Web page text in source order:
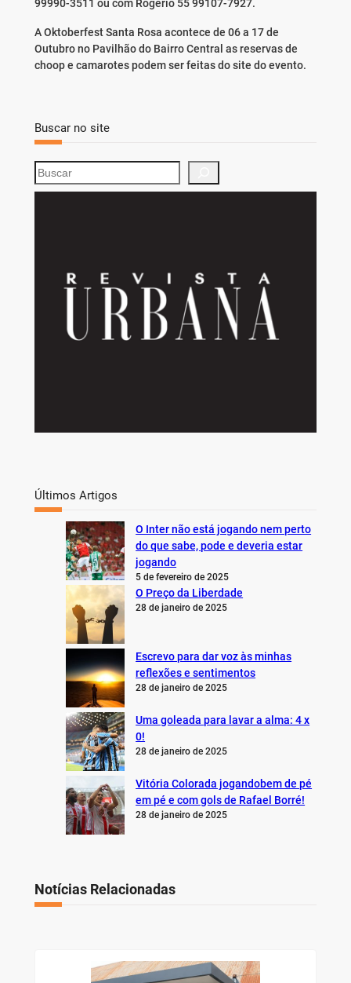
99990-3511 ou com Rogério 55 99107-7927.
A Oktoberfest Santa Rosa acontece de 06 a 17 de
Outubro no Pavilhão do Bairro Central as reservas de
choop e camarotes podem ser feitas do site do evento.
Buscar no site
S
e
Últimos Artigos
O Inter não está jogando nem perto
do que sabe, pode e deveria estar
jogando
5 de fevereiro de 2025
O Preço da Liberdade
28 de janeiro de 2025
Escrevo para dar voz às minhas
reflexões e sentimentos
28 de janeiro de 2025
Uma goleada para lavar a alma: 4 x
0!
28 de janeiro de 2025
Vitória Colorada jogandobem de pé
em pé e com gols de Rafael Borré!
28 de janeiro de 2025
Notícias Relacionadas